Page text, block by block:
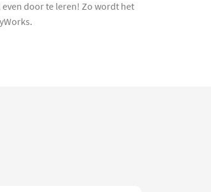
door te leren! Zo wordt het